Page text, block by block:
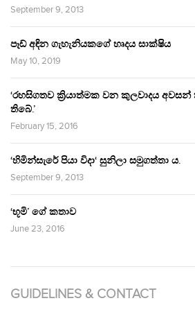
September 9, 2013
පෑඩ් අඳින ගැහැනියකගේ හෘදය සාක්ෂිය
May 10, 2019
‘රහසිගතව ක්‍රියාත්මක වන කුලවාදය අවසන්
තිබේ.’
February 15, 2016
‘හිමින්සැරේ පියා විදා‘ සුනිලා සමුගත්තා ය.
September 9, 2013
‘භූමි’ ගේ කතාව
June 23, 2016
GUIDELINES & CONTACT